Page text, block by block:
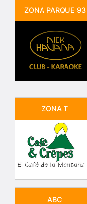
ZONA PARQUE 93
ZONA T
ABC